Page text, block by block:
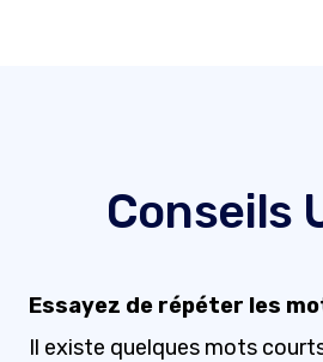
Conseils
Essayez de répéter les
Il existe quelques mots